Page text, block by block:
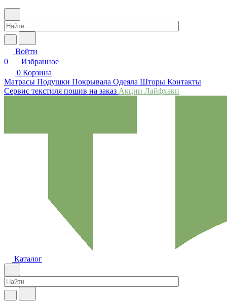
Войти
0
Избранное
0 Корзина
Матрасы Подушки Покрывала Одеяла Шторы Контакты
Сервис текстиля пошив на заказ Акции Лайфхаки
Каталог